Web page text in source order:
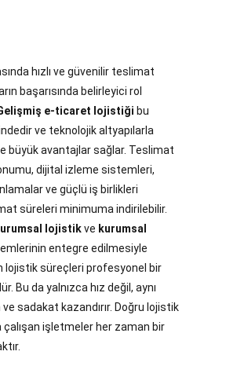
hızlı ve güvenilir teslimat
başarısında belirleyici rol
e-ticaret lojistiği bu
ve teknolojik altyapılarla
büyük avantajlar sağlar. Teslimat
dijital izleme sistemleri,
ve güçlü iş birlikleri
süreleri minimuma indirilebilir.
lojistikve kurumsal
entegre edilmesiyle
lojistik süreçleri profesyonel bir
Bu da yalnızca hız değil, aynı
sadakat kazandırır. Doğru lojistik
çalışan işletmeler her zaman bir